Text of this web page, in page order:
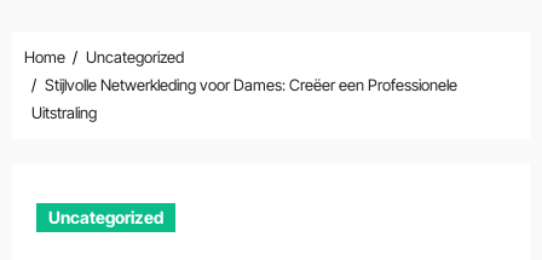
Home
Uncategorized
Stijlvolle Netwerkleding voor Dames: Creëer een Professionele
Uitstraling
Uncategorized